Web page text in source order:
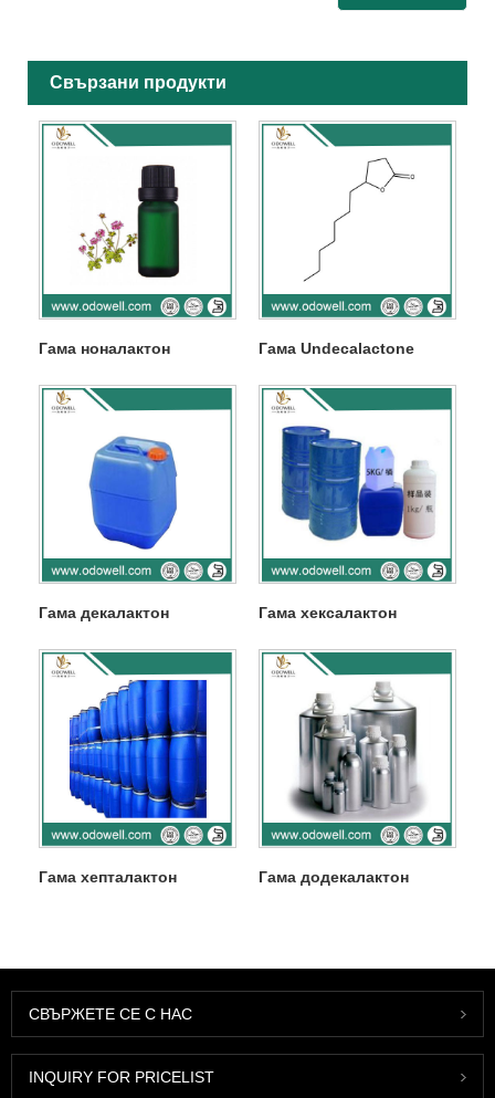
Свързани продукти
Гама ноналактон Гама Undecalactone
Гама декалактон Гама хексалактон
Гама хепталактон Гама додекалактон
СВЪРЖЕТЕ СЕ С НАС
INQUIRY FOR PRICELIST